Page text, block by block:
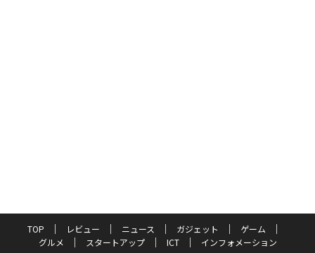
TOP レビュー ニュース ガジェット
ゲーム
グルメ
スタートアップ ICT インフォメーション